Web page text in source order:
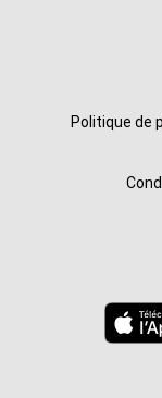
Politique de